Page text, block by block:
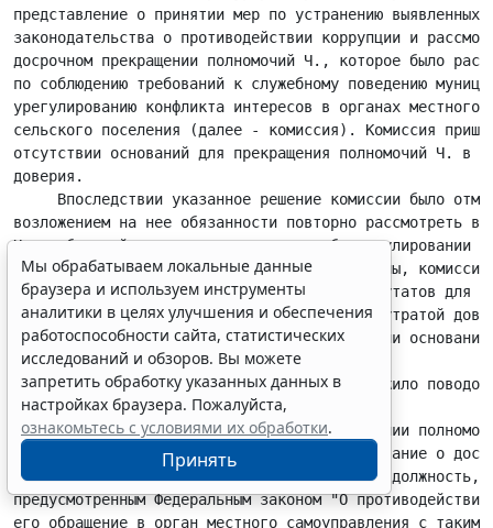
Мы обрабатываем локальные данные
браузера и используем инструменты
аналитики в целях улучшения и обеспечения
работоспособности сайта, статистических
исследований и обзоров. Вы можете
запретить обработку указанных данных в
настройках браузера. Пожалуйста,
ознакомьтесь с условиями их обработки.
Принять